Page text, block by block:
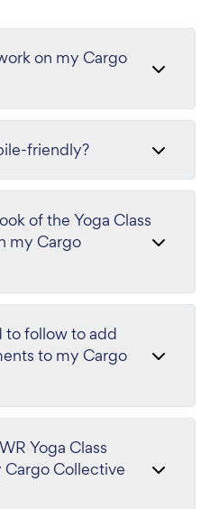
on my Cargo
friendly?
of the Yoga Class
my Cargo
to follow to add
to my Cargo
Yoga Class
Collective